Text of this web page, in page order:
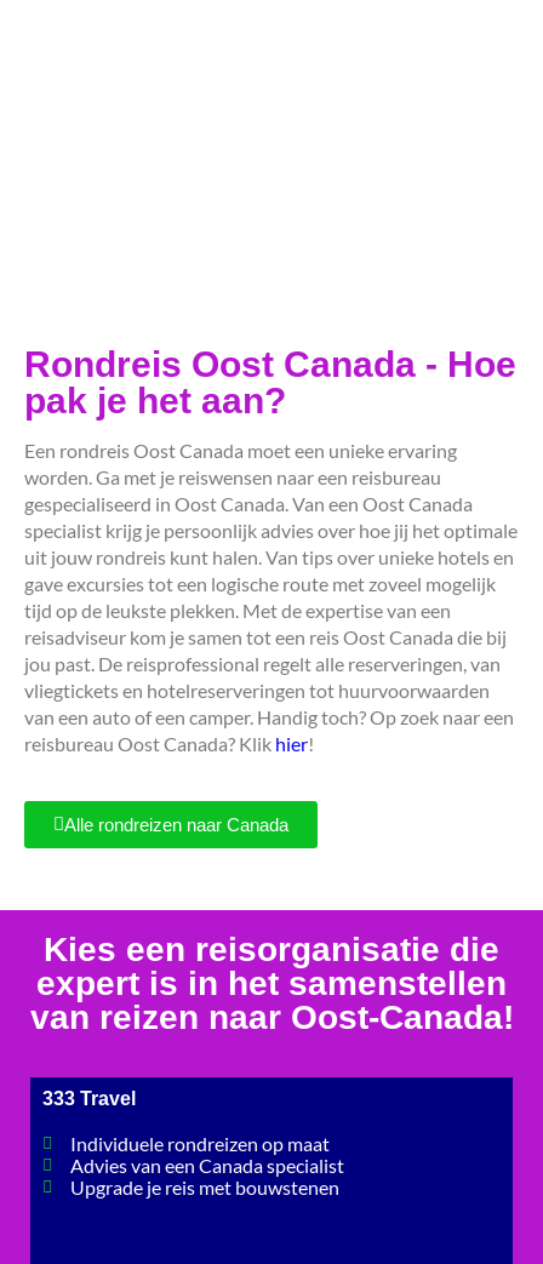
Rondreis Oost Canada - Hoe
pak je het aan?
Een rondreis Oost Canada moet een unieke ervaring
worden. Ga met je reiswensen naar een reisbureau
gespecialiseerd in Oost Canada. Van een Oost Canada
specialist krijg je persoonlijk advies over hoe jij het optimale
uit jouw rondreis kunt halen. Van tips over unieke hotels en
gave excursies tot een logische route met zoveel mogelijk
tijd op de leukste plekken. Met de expertise van een
reisadviseur kom je samen tot een reis Oost Canada die bij
jou past. De reisprofessional regelt alle reserveringen, van
vliegtickets en hotelreserveringen tot huurvoorwaarden
van een auto of een camper. Handig toch? Op zoek naar een
reisbureau Oost Canada? Klik hier!
Alle rondreizen naar Canada
Kies een reisorganisatie die
expert is in het samenstellen
van reizen naar Oost-Canada!
333 Travel
Individuele rondreizen op maat
Advies van een Canada specialist
Upgrade je reis met bouwstenen